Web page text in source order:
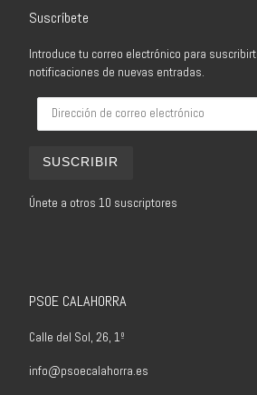
Suscríbete
Introduce tu correo electrónico para
notificaciones de nuevas entradas.
SUSCRIBIR
Únete a otros 10 suscriptores
PSOE CALAHORRA
Calle del Sol, 26, 1º
info@psoecalahorra.es